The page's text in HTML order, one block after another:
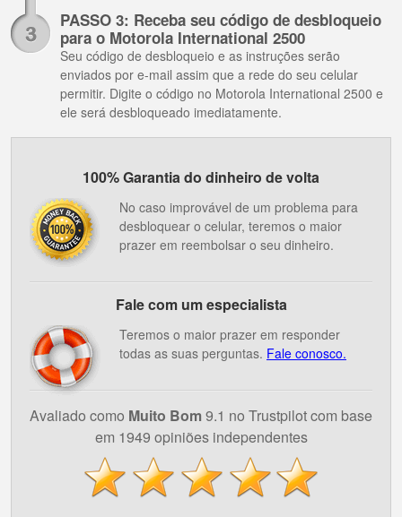
PASSO 3: Receba seu código de desbloqueio
para o Motorola International 2500
Seu código de desbloqueio e as instruções serão
enviados por e-mail assim que a rede do seu celular
permitir. Digite o código no Motorola International 2500 e
ele será desbloqueado imediatamente.
100% Garantia do dinheiro de volta
No caso improvável de um problema para
desbloquear o celular, teremos o maior
prazer em reembolsar o seu dinheiro.
Fale com um especialista
Teremos o maior prazer em responder
todas as suas perguntas. Fale conosco.
Avaliado como Muito Bom9.1 no Trustpilot com base
em 1949 opiniões independentes